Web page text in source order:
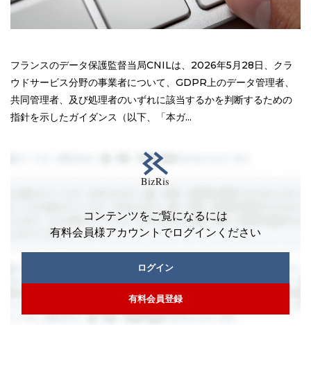
フランスのデータ保護監督当局CNILは、2026年5月28日、クラ
ウドサービス分野の事業者について、GDPR上のデータ管理者、
共同管理者、及び処理者のいずれに該当するかを判断するための
指針を示したガイダンス（以下、「本ガ...
コンテンツをご覧になるには
有料会員様アカウントでログインください
ログイン
有料会員登録